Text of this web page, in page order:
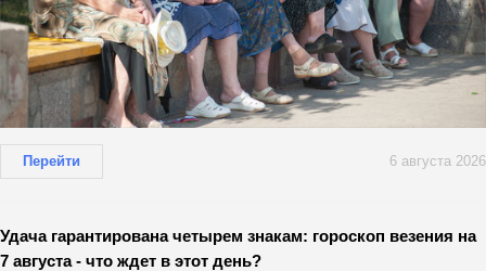
Перейти 6 августа 2026
Удача гарантирована четырем знакам: гороскоп везения на
7 августа - что ждет в этот день?